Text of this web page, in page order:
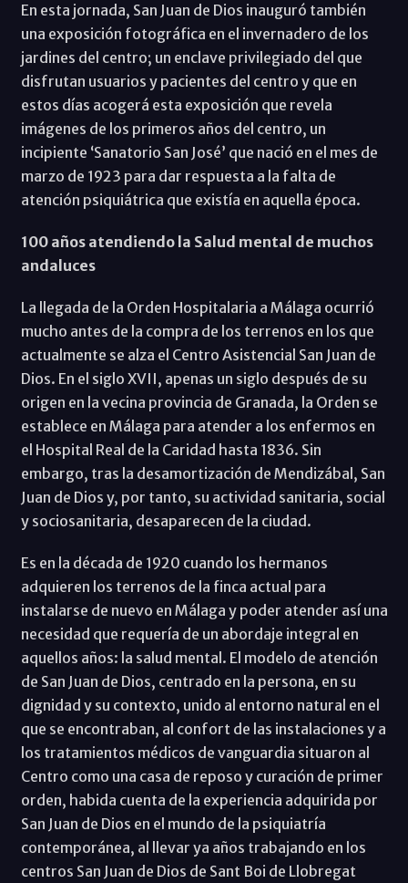
En esta jornada, San Juan de Dios inauguró también
una exposición fotográfica en el invernadero de los
jardines del centro; un enclave privilegiado del que
disfrutan usuarios y pacientes del centro y que en
estos días acogerá esta exposición que revela
imágenes de los primeros años del centro, un
incipiente ‘Sanatorio San José’ que nació en el mes de
marzo de 1923 para dar respuesta a la falta de
atención psiquiátrica que existía en aquella época.
100 años atendiendo la Salud mental de muchos
andaluces
La llegada de la Orden Hospitalaria a Málaga ocurrió
mucho antes de la compra de los terrenos en los que
actualmente se alza el Centro Asistencial San Juan de
Dios. En el siglo XVII, apenas un siglo después de su
origen en la vecina provincia de Granada, la Orden se
establece en Málaga para atender a los enfermos en
el Hospital Real de la Caridad hasta 1836. Sin
embargo, tras la desamortización de Mendizábal, San
Juan de Dios y, por tanto, su actividad sanitaria, social
y sociosanitaria, desaparecen de la ciudad.
Es en la década de 1920 cuando los hermanos
adquieren los terrenos de la finca actual para
instalarse de nuevo en Málaga y poder atender así una
necesidad que requería de un abordaje integral en
aquellos años: la salud mental. El modelo de atención
de San Juan de Dios, centrado en la persona, en su
dignidad y su contexto, unido al entorno natural en el
que se encontraban, al confort de las instalaciones y a
los tratamientos médicos de vanguardia situaron al
Centro como una casa de reposo y curación de primer
orden, habida cuenta de la experiencia adquirida por
San Juan de Dios en el mundo de la psiquiatría
contemporánea, al llevar ya años trabajando en los
centros San Juan de Dios de Sant Boi de Llobregat